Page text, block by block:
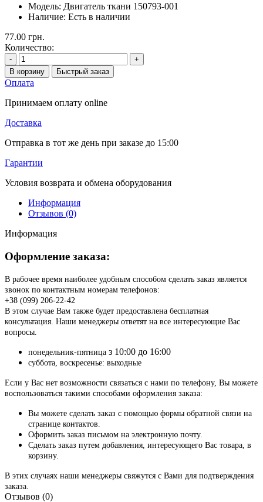
Модель: Двигатель ткани 150793-001
Наличие: Есть в наличии
77.00 грн.
Количество:
-
+
В корзину
Быстрый заказ
Оплата
Принимаем оплату online
Доставка
Отправка в тот же день при заказе до 15:00
Гарантии
Условия возврата и обмена оборудования
Информация
Отзывов (0)
Информация
Оформление заказа:
В рабочее время наиболее удобным способом сделать заказ является
звонок по контактным номерам телефонов:
+38 (099) 206-22-42
В этом случае Вам также будет предоставлена бесплатная
консультация. Наши менеджеры ответят на все интересующие Вас
вопросы.
понедельник-пятница з 10:00 до 16:00
суббота, воскресенье: выходные
Если у Вас нет возможности связаться с нами по телефону, Вы можете
воспользоваться такими способами оформления заказа:
Вы можете сделать заказ с помощью формы обратной связи на
странице контактов.
Оформить заказ письмом на электронную почту.
Сделать заказ путем добавления, интересующего Вас товара, в
корзину.
В этих случаях наши менеджеры свяжутся с Вами для подтверждения
заказа.
Отзывов (0)